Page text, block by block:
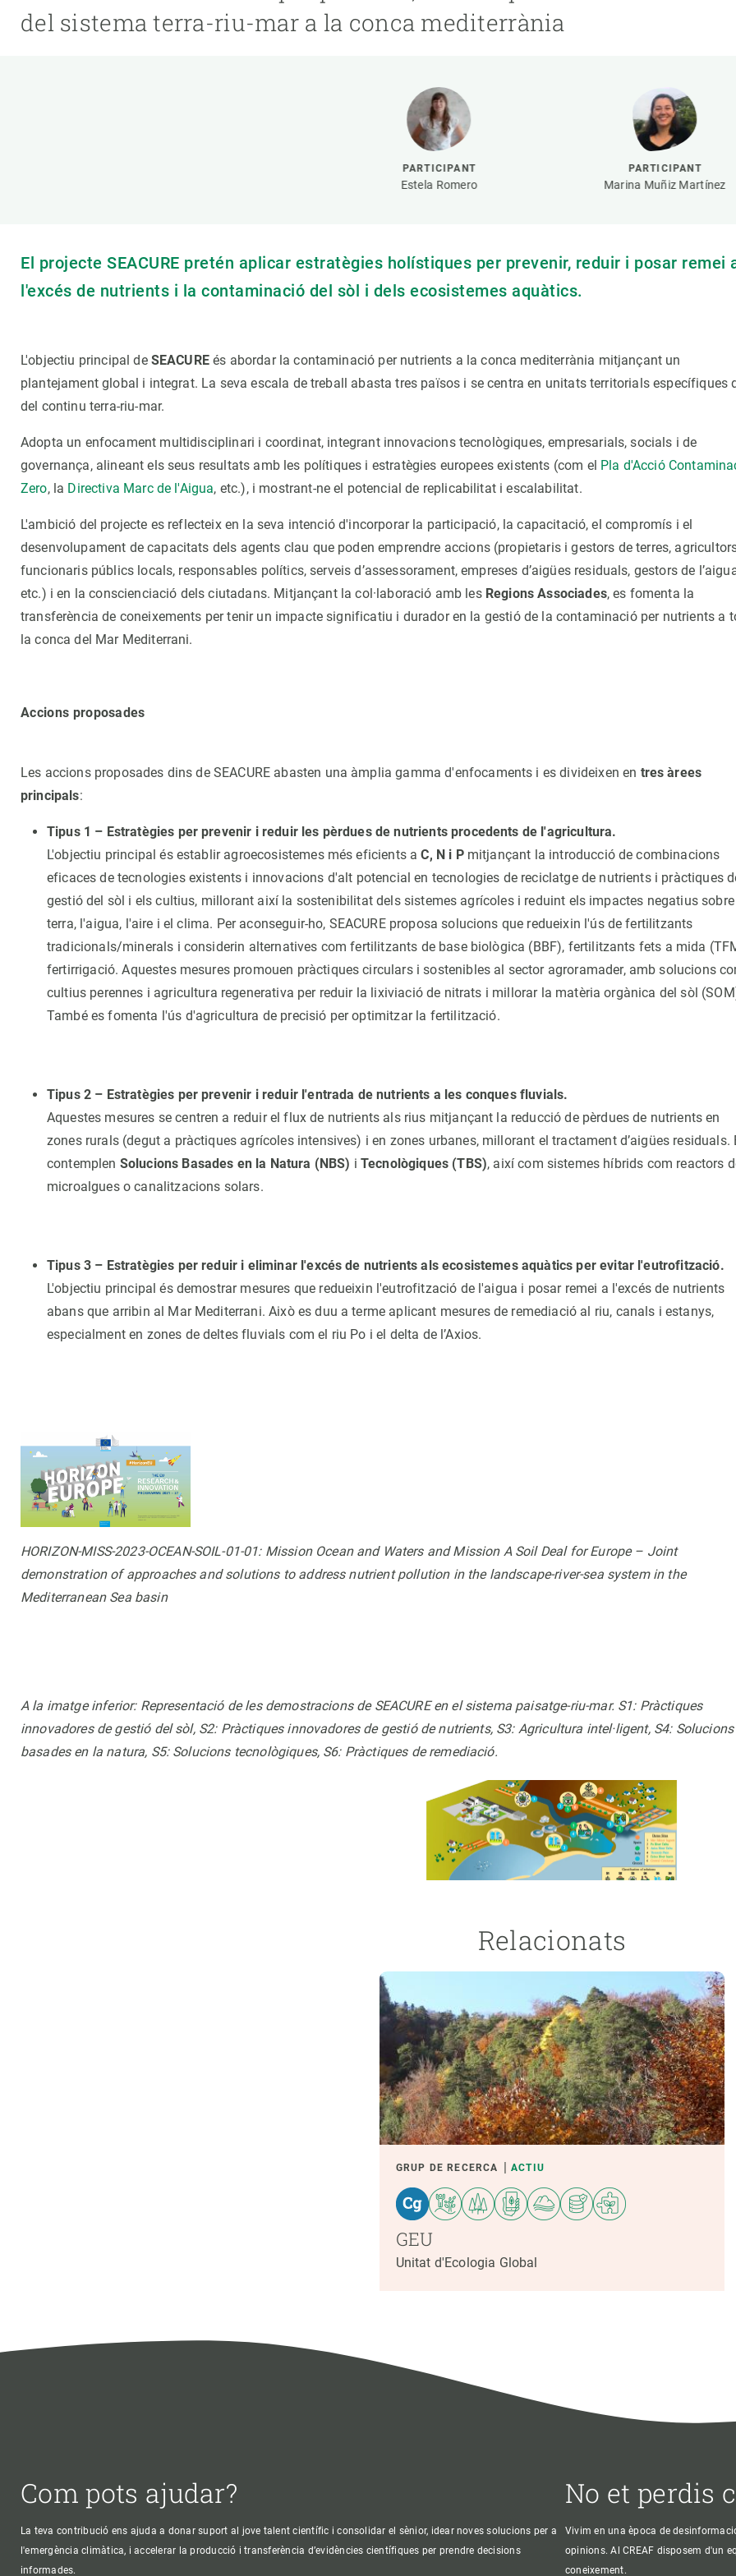
del sistema terra-riu-mar a la conca mediterrània
PARTICIPANT
Estela Romero
PARTICIPANT
Marina Muñiz Martínez
El projecte SEACURE pretén aplicar estratègies holístiques per prevenir, reduir i posar remei
l'excés de nutrients i la contaminació del sòl i dels ecosistemes aquàtics.
L'objectiu principal de SEACUREés abordar la contaminació per nutrients a la conca mediterrània mitjançant un
plantejament global i integrat. La seva escala de treball abasta tres països i se centra en unitats territorials específiques
del continu terra-riu-mar.
Adopta un enfocament multidisciplinari i coordinat, integrant innovacions tecnològiques, empresarials, socials i de
governança, alineant els seus resultats amb les polítiques i estratègies europees existents (com el Pla d'Acció
Zero, la Directiva Marc de l'Aigua, etc.), i mostrant-ne el potencial de replicabilitat i escalabilitat.
L'ambició del projecte es reflecteix en la seva intenció d'incorporar la participació, la capacitació, el compromís i el
desenvolupament de capacitats dels agents clau que poden emprendre accions (propietaris i gestors de terres,
funcionaris públics locals, responsables polítics, serveis d’assessorament, empreses d’aigües residuals, gestors de
etc.) i en la conscienciació dels ciutadans. Mitjançant la col·laboració amb les Regions Associades, es fomenta la
transferència de coneixements per tenir un impacte significatiu i durador en la gestió de la contaminació per nutrients a
la conca del Mar Mediterrani.
Accions proposades
Les accions proposades dins de SEACURE abasten una àmplia gamma d'enfocaments i es divideixen en tres àrees
principals:
Tipus 1 – Estratègies per prevenir i reduir les pèrdues de nutrients procedents de l'agricultura.
L'objectiu principal és establir agroecosistemes més eficients aC, N i Pmitjançant la introducció de combinacions
eficaces de tecnologies existents i innovacions d'alt potencial en tecnologies de reciclatge de nutrients i pràctiques
gestió del sòl i els cultius, millorant així la sostenibilitat dels sistemes agrícoles i reduint els impactes negatius
terra, l'aigua, l'aire i el clima. Per aconseguir-ho, SEACURE proposa solucions que redueixin l'ús de fertilitzants
tradicionals/minerals i considerin alternatives com fertilitzants de base biològica (BBF), fertilitzants fets a mida
fertirrigació. Aquestes mesures promouen pràctiques circulars i sostenibles al sector agroramader, amb solucions
cultius perennes i agricultura regenerativa per reduir la lixiviació de nitrats i millorar la matèria orgànica del sòl
També es fomenta l'ús d'agricultura de precisió per optimitzar la fertilització.
Tipus 2 – Estratègies per prevenir i reduir l'entrada de nutrients a les conques fluvials.
Aquestes mesures se centren a reduir el flux de nutrients als rius mitjançant la reducció de pèrdues de nutrients en
zones rurals (degut a pràctiques agrícoles intensives) i en zones urbanes, millorant el tractament d’aigües residuals.
contemplen Solucions Basades en la Natura (NBS) iTecnològiques (TBS), així com sistemes híbrids com reactors
microalgues o canalitzacions solars.
Tipus 3 – Estratègies per reduir i eliminar l'excés de nutrients als ecosistemes aquàtics per evitar l'eutrofització.
L'objectiu principal és demostrar mesures que redueixin l'eutrofització de l'aigua i posar remei a l'excés de nutrients
abans que arribin al Mar Mediterrani. Això es duu a terme aplicant mesures de remediació al riu, canals i estanys,
especialment en zones de deltes fluvials com el riu Po i el delta de l’Axios.
HORIZON-MISS-2023-OCEAN-SOIL-01-01: Mission Ocean and Waters and Mission A Soil Deal for Europe – Joint
demonstration of approaches and solutions to address nutrient pollution in the landscape-river-sea system in the
Mediterranean Sea basin
A la imatge inferior: Representació de les demostracions de SEACURE en el sistema paisatge-riu-mar. S1: Pràctiques
innovadores de gestió del sòl, S2: Pràctiques innovadores de gestió de nutrients, S3: Agricultura intel·ligent, S4: Solucions
basades en la natura, S5: Solucions tecnològiques, S6: Pràctiques de remediació.
Relacionats
GRUP DE RECERCA ACTIU
GEU
Unitat d'Ecologia Global
Com pots ajudar?
La teva contribució ens ajuda a donar suport al jove talent científic i consolidar el sènior, idear noves solucions per a
l'emergència climàtica, i accelerar la producció i transferència d’evidències científiques per prendre decisions
informades.
No et perdis
Vivim en una època de
opinions. Al CREAF disposem d'un
coneixement.
Infraestructures
Observació de la terra
Temes transversals
Serveis tècnics
Vine de visitant o sabàtic
Desenvolupament de carrera
Seminaris i activitats internes